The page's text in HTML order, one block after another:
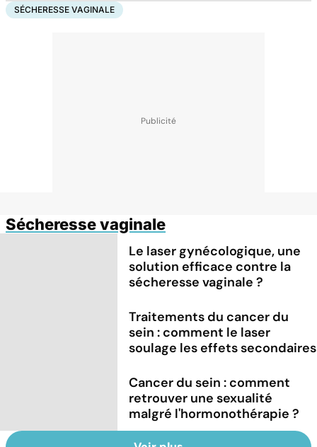
SÉCHERESSE VAGINALE
Sécheresse vaginale
Le laser gynécologique, une
solution efficace contre la
sécheresse vaginale ?
Traitements du cancer du
sein : comment le laser
soulage les effets secondaires
Cancer du sein : comment
retrouver une sexualité
malgré l'hormonothérapie ?